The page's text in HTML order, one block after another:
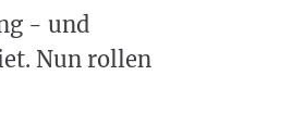
- und
Nun rollen